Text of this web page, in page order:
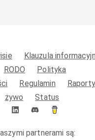
Klauzula
RODO
Polityka
Regulamin
żywo
Status
partnerami są: